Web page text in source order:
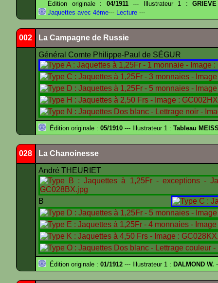
Édition originale : 04/1911--- Illustrateur 1 :
Jaquettes avec 4ème--- Lecture ---
002 La Campagne de Russie
Général Comte Philippe-Paul de SÉGUR
Édition originale : 05/1910 --- Illustrateur 1 : Tableau
028 La Chanoinesse
André THEURIET
B
Édition originale : 01/1912 --- Illustrateur 1 : DALMOND W.